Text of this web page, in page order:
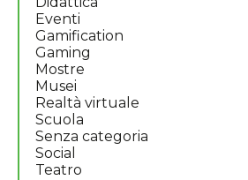
Eventi
Gamification
Gaming
Mostre
Musei
Realtà virtuale
Scuola
Senza categoria
Social
Teatro